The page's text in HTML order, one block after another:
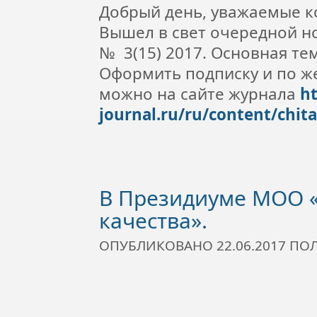
Добрый день, уважаемые
Вышел в свет очередной
№ 3(15) 2017. Основная
Оформить подписку и по
можно на сайте журнала
journal.ru/ru/content/
В Президиуме МОО
качества».
ОПУБЛИКОВАНО 22.06.2017